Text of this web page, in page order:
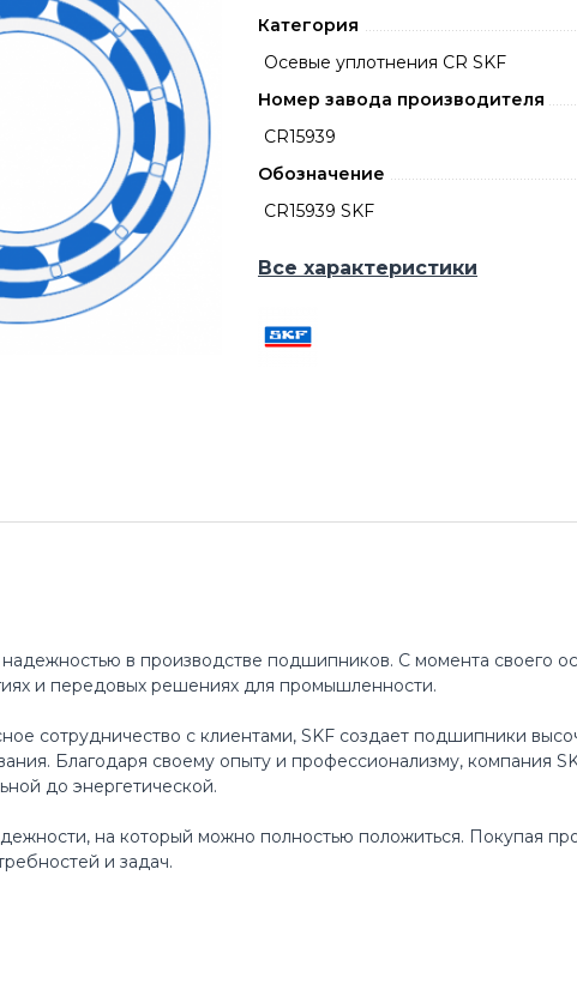
Категория
Осевые уплотнения CR SKF
Номер завода производителя
CR15939
Обозначение
CR15939 SKF
Все характеристики
в производстве подшипников. С момента своего
и передовых решениях для промышленности.
сотрудничество с клиентами, SKF создает подшипники
Благодаря своему опыту и профессионализму, компания
до энергетической.
на который можно полностью положиться. Покупая
и задач.